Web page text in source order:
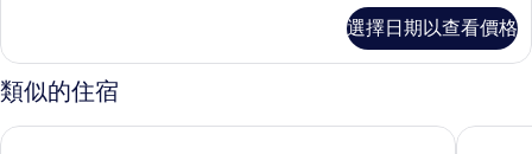
相
片
臥
室
泳
池
景
的
兩
室
選擇日期以查看價格
類似的住宿
峇里懸崖飯店 峇里島